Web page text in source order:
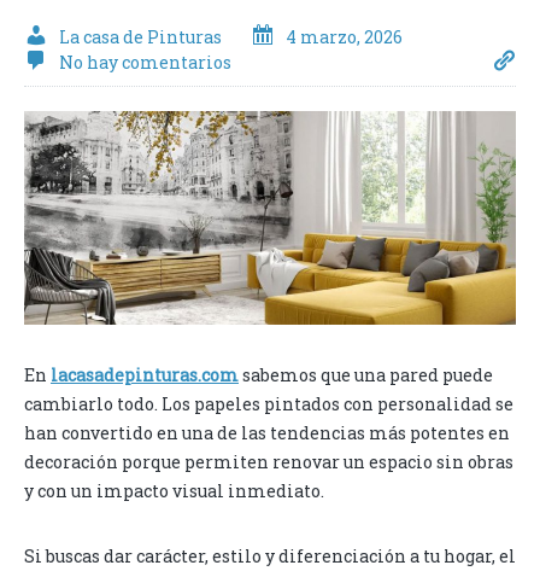
La casa de Pinturas
4 marzo, 2026
No hay comentarios
En lacasadepinturas.comsabemos que una pared puede
cambiarlo todo. Los papeles pintados con personalidad se
han convertido en una de las tendencias más potentes en
decoración porque permiten renovar un espacio sin obras
y con un impacto visual inmediato.
Si buscas dar carácter, estilo y diferenciación a tu hogar, el